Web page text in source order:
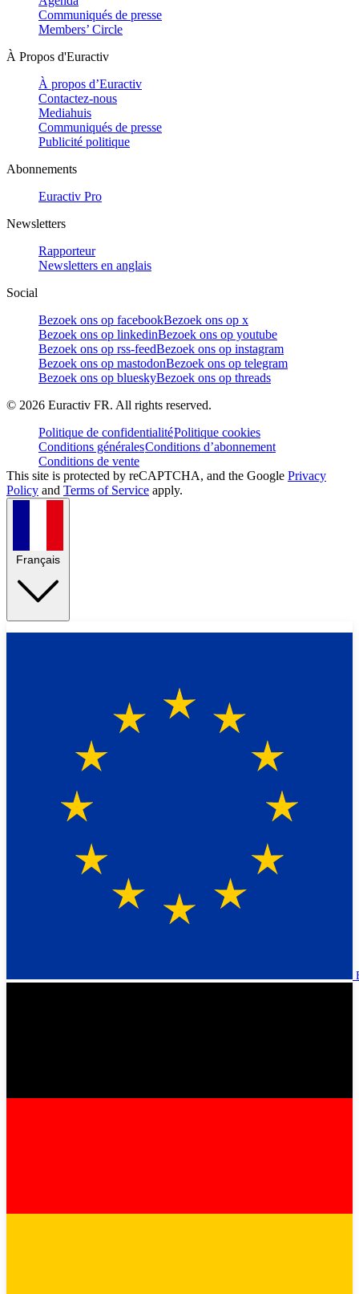
Communiqués de presse
Members’ Circle
À Propos d'Euractiv
À propos d’Euractiv
Contactez-nous
Mediahuis
Communiqués de presse
Publicité politique
Abonnements
Euractiv Pro
Newsletters
Rapporteur
Newsletters en anglais
Social
Bezoek ons op facebookBezoek ons op x
Bezoek ons op linkedinBezoek ons op youtube
Bezoek ons op rss-feedBezoek ons op instagram
Bezoek ons op mastodonBezoek ons op telegram
Bezoek ons op blueskyBezoek ons op threads
© 2026 Euractiv FR. All rights reserved.
Politique de confidentialitéPolitique cookies
Conditions généralesConditions d’abonnement
Conditions de vente
This site is protected by reCAPTCHA, and the Google Privacy
Policy and Terms of Service apply.
Français